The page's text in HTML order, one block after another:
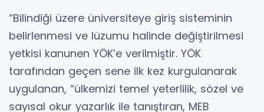
“Bilindiği üzere üniversiteye giriş sisteminin
belirlenmesi ve lüzumu halinde değiştirilmesi
yetkisi kanunen YÖK’e verilmiştir. YÖK
tarafından geçen sene ilk kez kurgulanarak
uygulanan, “ülkemizi temel yeterlilik, sözel ve
sayısal okur yazarlık ile tanıştıran, MEB